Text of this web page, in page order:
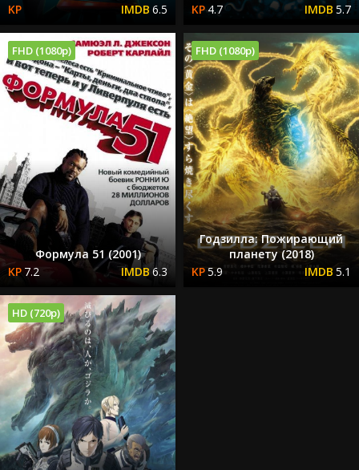
6.5
4.7
5.7
FHD (1080p)
Формула 51 (2001)
7.2
6.3
FHD (1080p)
Годзилла: Пожирающий
планету (2018)
5.9
5.1
HD (720p)